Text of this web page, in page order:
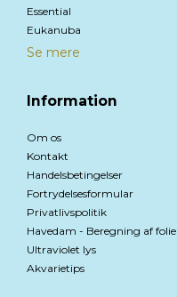
Essential
Eukanuba
Se mere
Information
Om os
Kontakt
Handelsbetingelser
Fortrydelsesformular
Privatlivspolitik
Havedam - Beregning af folie
Ultraviolet lys
Akvarietips